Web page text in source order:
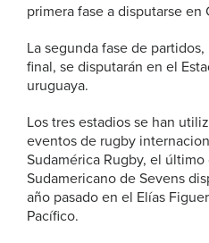
primera fase a disputarse en
La segunda fase de
final, se disputarán en el
uruguaya.
Los tres estadios se han
eventos de rugby
Sudamérica Rugby, el
Sudamericano de Sevens
año pasado en el Elías
Pacífico.